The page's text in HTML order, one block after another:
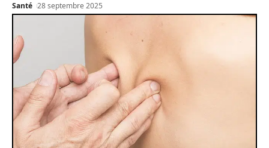
Santé 28 septembre 2025